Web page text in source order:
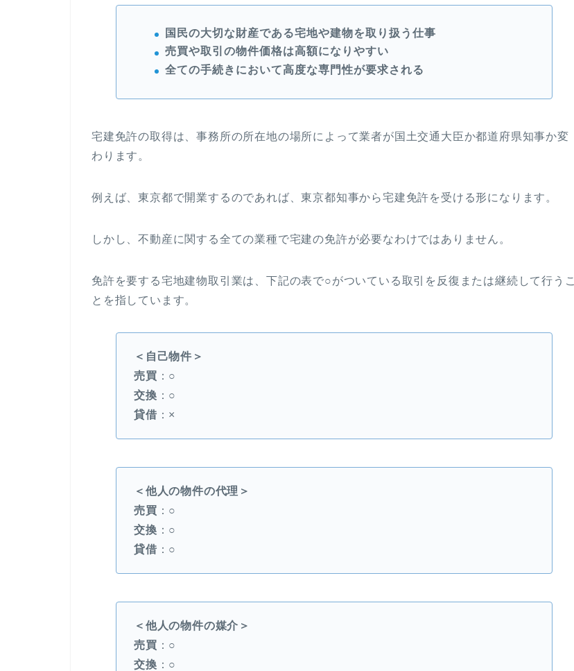
国民の大切な財産である宅地や建物を取り扱う仕事
売買や取引の物件価格は高額になりやすい
全ての手続きにおいて高度な専門性が要求される
宅建免許の取得は、事務所の所在地の場所によって業者が国土交通大臣か都道府県知事か変
わります。
例えば、東京都で開業するのであれば、東京都知事から宅建免許を受ける形になります。
しかし、不動産に関する全ての業種で宅建の免許が必要なわけではありません。
免許を要する宅地建物取引業は、下記の表で○がついている取引を反復または継続して行うこ
とを指しています。
＜自己物件＞
売買 ：○
交換 ：○
貸借 ：×
＜他人の物件の代理＞
売買 ：○
交換 ：○
貸借 ：○
＜他人の物件の媒介＞
売買 ：○
交換 ：○